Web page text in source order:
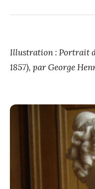
Illustration : Portrait
1857), par George